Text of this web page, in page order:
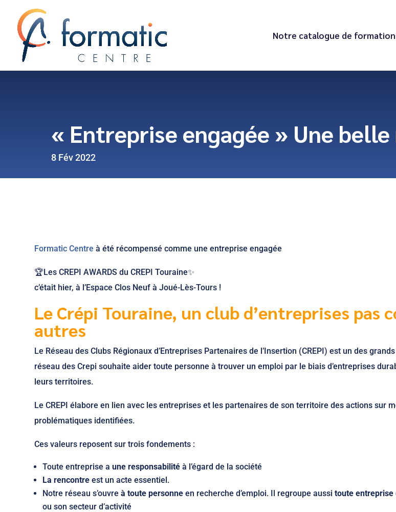
Notre catalogue de
« Entreprise engagée » Une
8 Fév 2022
Formatic Centre à été récompensé comme une entreprise engagée
🏆Les CREPI AWARDS du CREPI Touraine✨
c’était hier, à l’Espace Clos Neuf à Joué-Lès-Tours !
Le Crépi Touraine, un club d’entreprises pas
autres
Le Réseau des Clubs Régionaux d’Entreprises Partenaires de l’Insertion (CREPI) est un des
réseau des Crepi souhaite aider toute personne à trouver un emploi par le biais d’entreprises
leurs territoires.
Le CREPI élabore en lien avec les entreprises et les partenaires de son territoire des actions sur
problématiques identifiées.
Ces valeurs reposent sur trois fondements :
Toute entreprise aune responsabilité à l’égard de la société
La rencontre est un acte essentiel.
Notre réseau s’ouvre à toute personne en recherche d’emploi. Il regroupe aussitoute entreprise
ou son secteur d’activité